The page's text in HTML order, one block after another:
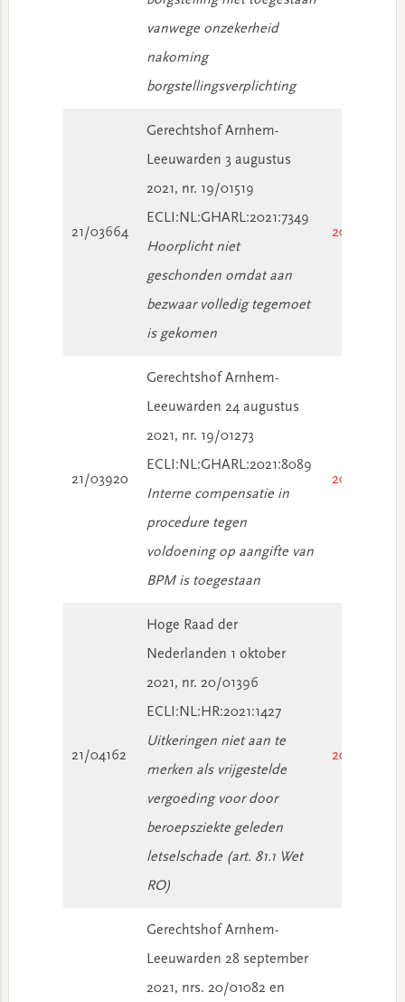
vanwege onzekerheid
nakoming
borgstellingsverplichting
21/03664
Gerechtshof Arnhem-
Leeuwarden 3 augustus
2021, nr. 19/01519
ECLI:NL:GHARL:2021:7349
Hoorplicht niet
geschonden omdat aan
bezwaar volledig tegemoet
is gekomen
2021/2895
21/03920
Gerechtshof Arnhem-
Leeuwarden 24 augustus
2021, nr. 19/01273
ECLI:NL:GHARL:2021:8089
Interne compensatie in
procedure tegen
voldoening op aangifte van
BPM is toegestaan
2021/3013
21/04162
Hoge Raad der
Nederlanden 1 oktober
2021, nr. 20/01396
ECLI:NL:HR:2021:1427
Uitkeringen niet aan te
merken als vrijgestelde
vergoeding voor door
beroepsziekte geleden
letselschade (art. 81.1 Wet
RO)
2021/3318
Gerechtshof Arnhem-
Leeuwarden 28 september
2021, nrs. 20/01082 en